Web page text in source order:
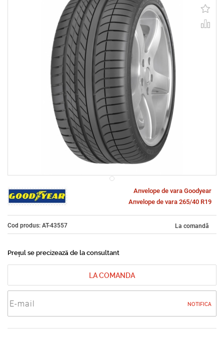
Anvelope de vara Goodyear
Anvelope de vara 265/40 R19
Cod produs: AT-43557 La comandă
Prețul se precizează de la consultant
LA COMANDA
NOTIFICA